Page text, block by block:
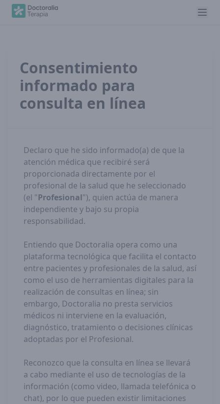
Consentimiento
informado para
consulta en línea
Declaro que he sido informado(a) de que la
atención médica que recibiré será
proporcionada directamente por el
profesional de la salud que he seleccionado
(el "Profesional"), quien actúa de manera
independiente y bajo su propia
responsabilidad.
Entiendo que Doctoralia opera como una
plataforma tecnológica que facilita el contacto
entre pacientes y profesionales de la salud, así
como el uso de herramientas digitales para la
realización de consultas en línea; sin
embargo, Doctoralia no presta servicios
médicos ni interviene en la evaluación,
diagnóstico, tratamiento o decisiones clínicas
adoptadas por el Profesional.
Reconozco que la consulta en línea se llevará
a cabo mediante el uso de tecnologías de la
información (como video, llamada telefónica o
chat), por lo que pueden existir limitaciones